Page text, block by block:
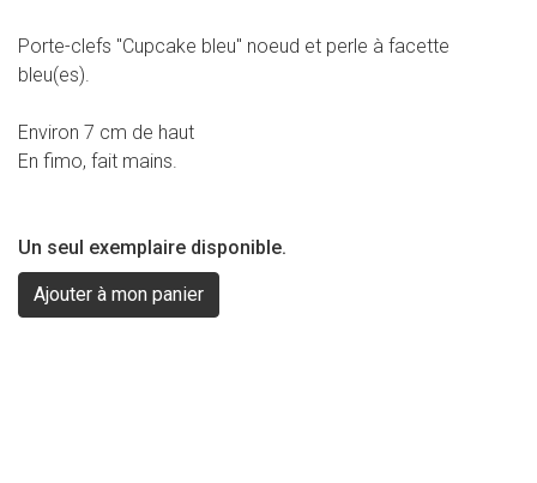
Porte-clefs "Cupcake bleu" noeud et perle à facette
bleu(es).
Environ 7 cm de haut
En fimo, fait mains.
Un seul exemplaire disponible.